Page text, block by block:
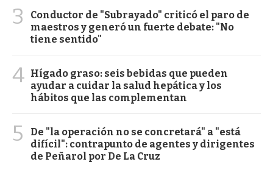
3
Conductor de "Subrayado" criticó el paro de
maestros y generó un fuerte debate: "No
tiene sentido"
4 Hígado graso: seis bebidas que pueden
ayudar a cuidar la salud hepática y los
hábitos que las complementan
5
De "la operación no se concretará" a "está
difícil": contrapunto de agentes y dirigentes
de Peñarol por De La Cruz